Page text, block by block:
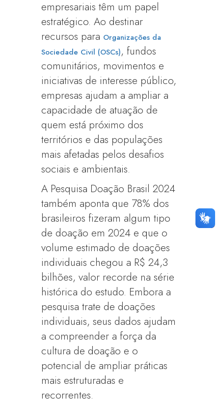
empresariais têm um papel
estratégico. Ao destinar
recursos para Organizações da
Sociedade Civil (OSCs), fundos
comunitários, movimentos e
iniciativas de interesse público,
empresas ajudam a ampliar a
capacidade de atuação de
quem está próximo dos
territórios e das populações
mais afetadas pelos desafios
sociais e ambientais.
A Pesquisa Doação Brasil 2024
também aponta que 78% dos
brasileiros fizeram algum tipo
de doação em 2024 e que o
volume estimado de doações
individuais chegou a R$ 24,3
bilhões, valor recorde na série
histórica do estudo. Embora a
pesquisa trate de doações
individuais, seus dados ajudam
a compreender a força da
cultura de doação e o
potencial de ampliar práticas
mais estruturadas e
recorrentes.